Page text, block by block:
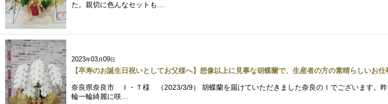
た。親切に色んなセットも…
2023年03月09日
【卒寿のお誕生日祝いとしてお父様へ】想像以上に見事な胡蝶蘭で、生産者の方の素晴らしいお仕
奈良県奈良市 Ｉ・Ｔ様 （2023/3/9） 胡蝶蘭を届けていただきました奈良のＩでございます。
輪一輪綺麗に咲…